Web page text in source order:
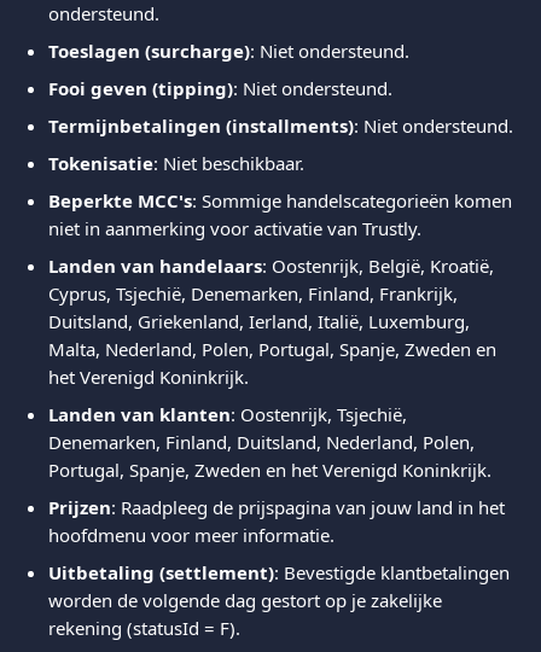
ondersteund.
Toeslagen (surcharge): Niet ondersteund.
Fooi geven (tipping): Niet ondersteund.
Termijnbetalingen (installments): Niet ondersteund.
Tokenisatie: Niet beschikbaar.
Beperkte MCC's: Sommige handelscategorieën komen
niet in aanmerking voor activatie van Trustly.
Landen van handelaars: Oostenrijk, België, Kroatië,
Cyprus, Tsjechië, Denemarken, Finland, Frankrijk,
Duitsland, Griekenland, Ierland, Italië, Luxemburg,
Malta, Nederland, Polen, Portugal, Spanje, Zweden en
het Verenigd Koninkrijk.
Landen van klanten: Oostenrijk, Tsjechië,
Denemarken, Finland, Duitsland, Nederland, Polen,
Portugal, Spanje, Zweden en het Verenigd Koninkrijk.
Prijzen: Raadpleeg de prijspagina van jouw land in het
hoofdmenu voor meer informatie.
Uitbetaling (settlement): Bevestigde klantbetalingen
worden de volgende dag gestort op je zakelijke
rekening (statusId = F).